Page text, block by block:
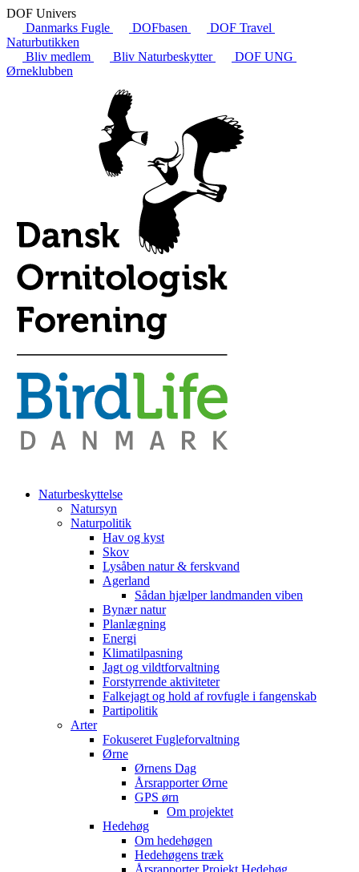
DOF Univers
Danmarks Fugle
DOFbasen
DOF Travel
Naturbutikken
Bliv medlem
Bliv Naturbeskytter
DOF UNG
Ørneklubben
Naturbeskyttelse
Natursyn
Naturpolitik
Hav og kyst
Skov
Lysåben natur & ferskvand
Agerland
Sådan hjælper landmanden viben
Bynær natur
Planlægning
Energi
Klimatilpasning
Jagt og vildtforvaltning
Forstyrrende aktiviteter
Falkejagt og hold af rovfugle i fangenskab
Partipolitik
Arter
Fokuseret Fugleforvaltning
Ørne
Ørnens Dag
Årsrapporter Ørne
GPS ørn
Om projektet
Hedehøg
Om hedehøgen
Hedehøgens træk
Årsrapporter Projekt Hedehøg